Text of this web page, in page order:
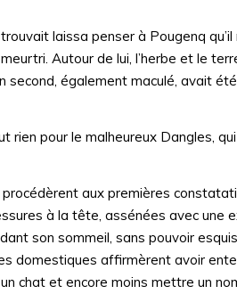
laissa penser à Pougenq qu’il
Autour de lui, l’herbe et le
second, également maculé, avait
rien pour le malheureux Dangles,
aux premières
à la tête, assénées avec une
son sommeil, sans pouvoir
domestiques affirmèrent avoir
chat et encore moins mettre un